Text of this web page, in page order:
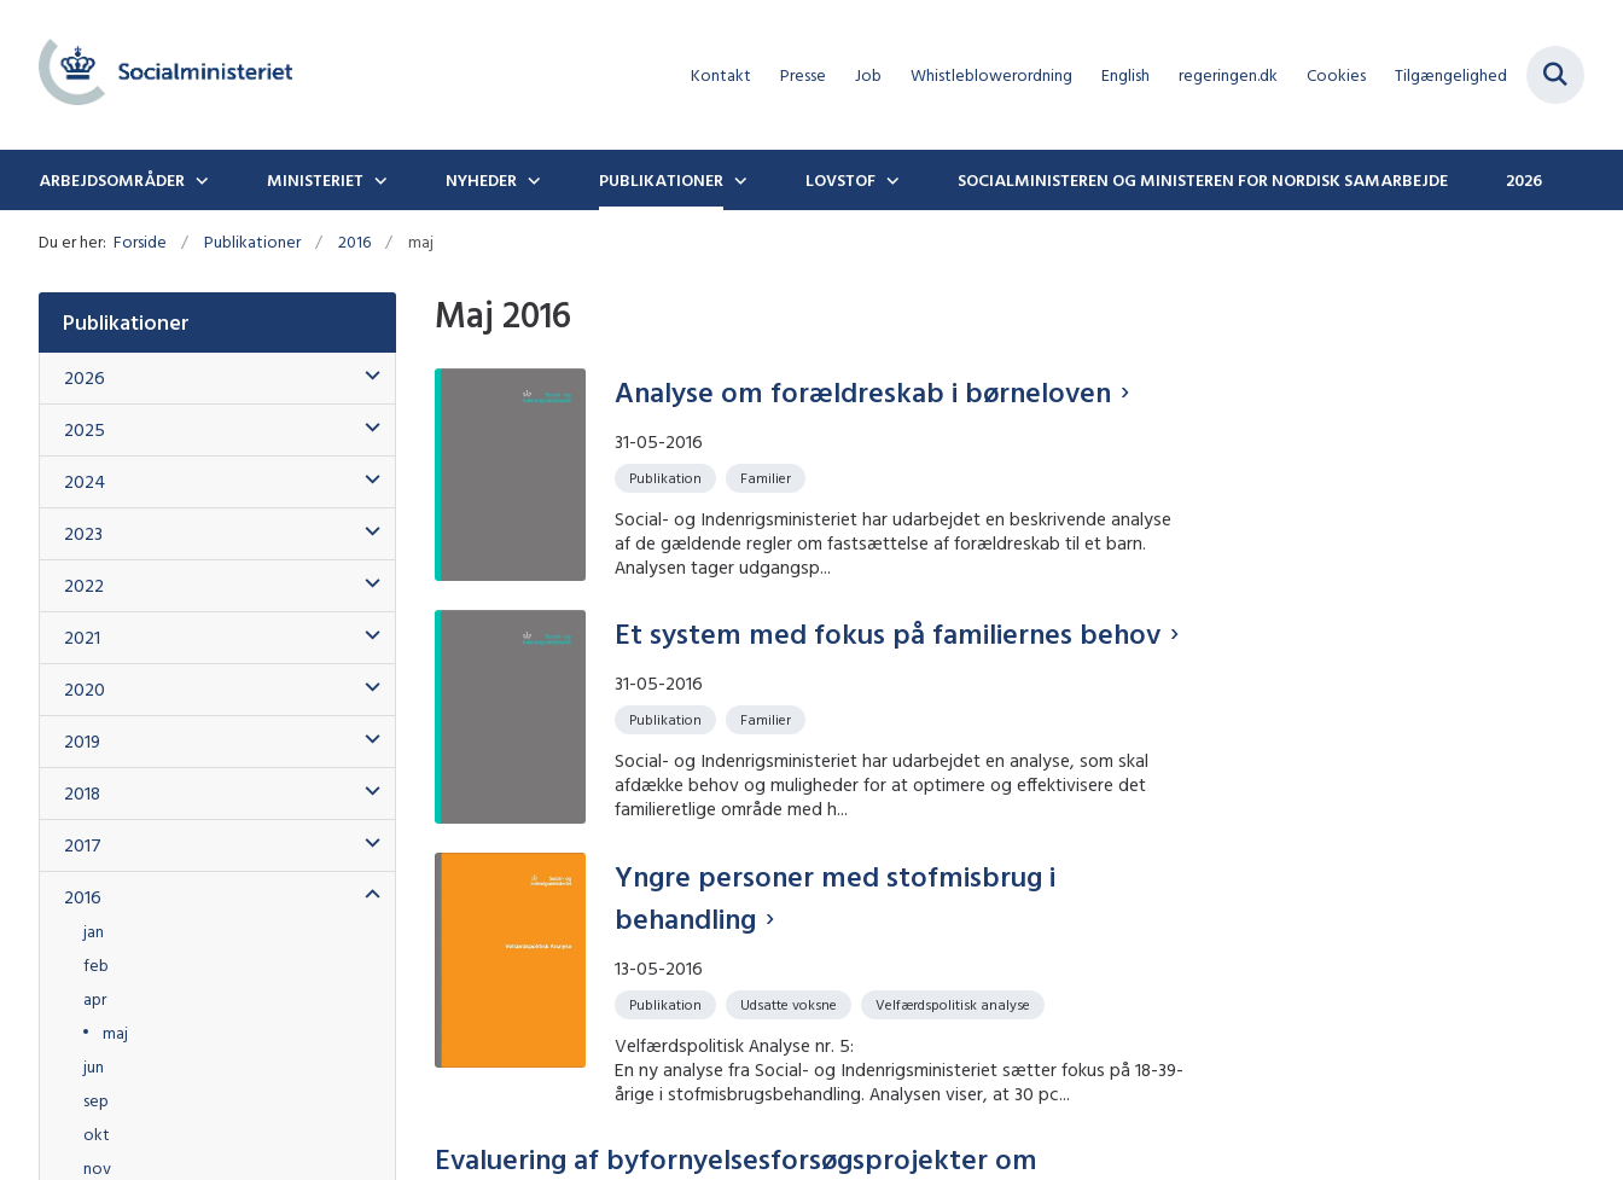
Kontakt Presse Job Whistleblowerordning English regeringen.dk Cookies Tilgængelighed
ARBEJDSOMRÅDER MINISTERIET NYHEDER PUBLIKATIONER LOVSTOF SOCIALMINISTEREN OG MINISTEREN FOR NORDISK SAMARBEJDE 2026
Du er her: Forside Publikationer 2016 maj
Publikationer
2026
2025
2024
2023
2022
2021
2020
2019
2018
2017
2016
jan
feb
apr
maj
jun
sep
okt
nov
Maj 2016
Analyse om forældreskab i børneloven
31-05-2016
Publikation Familier
Social- og Indenrigsministeriet har udarbejdet en beskrivende analyse
af de gældende regler om fastsættelse af forældreskab til et barn.
Analysen tager udgangsp...
Et system med fokus på familiernes behov
31-05-2016
Publikation Familier
Social- og Indenrigsministeriet har udarbejdet en analyse, som skal
afdække behov og muligheder for at optimere og effektivisere det
familieretlige område med h...
Yngre personer med stofmisbrug i
behandling
13-05-2016
Publikation Udsatte voksne Velfærdspolitisk analyse
Velfærdspolitisk Analyse nr. 5:
En ny analyse fra Social- og Indenrigsministeriet sætter fokus på 18-39-
årige i stofmisbrugsbehandling. Analysen viser, at 30 pc...
Evaluering af byfornyelsesforsøgsprojekter om